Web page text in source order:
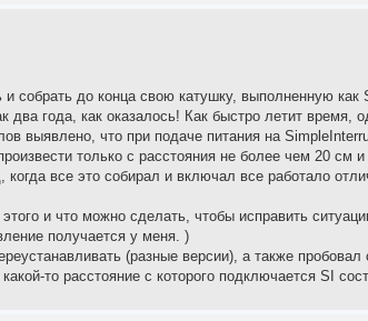
и собрать до конца свою катушку, выполненную
два года, как оказалось! Как быстро летит время,
выявлено, что при подаче питания на
только с расстояния не более чем 20
когда все это собирал и включал все работало
и что можно сделать, чтобы исправить
получается у меня. )
(разные версии), а также
то расстояние с которого подключается SI